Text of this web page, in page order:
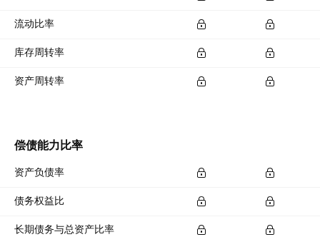
流动比率
库存周转率
资产周转率
偿债能力比率
资产负债率
债务权益比
长期债务与总资产比率